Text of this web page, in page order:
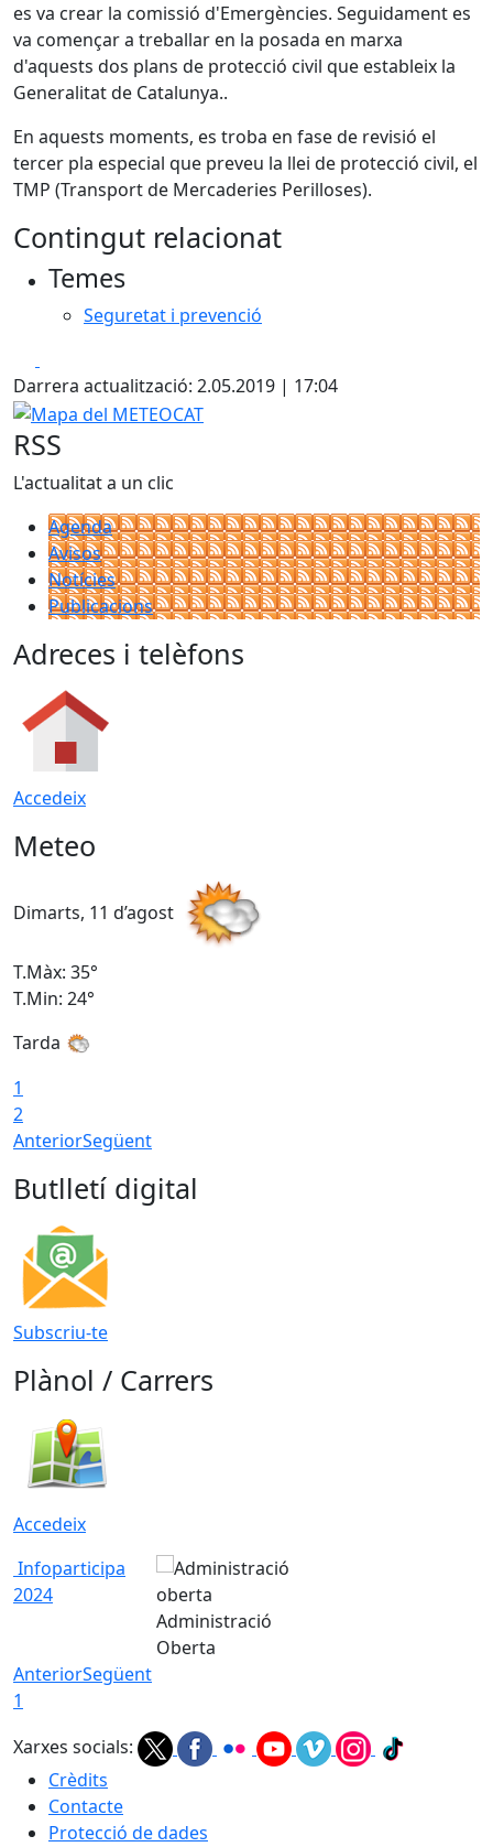
es va crear la comissió d'Emergències. Seguidament es
va començar a treballar en la posada en marxa
d'aquests dos plans de protecció civil que estableix la
Generalitat de Catalunya..
En aquests moments, es troba en fase de revisió el
tercer pla especial que preveu la llei de protecció civil, el
TMP (Transport de Mercaderies Perilloses).
Contingut relacionat
Temes
Seguretat i prevenció
Darrera actualització: 2.05.2019 | 17:04
Mapa del METEOCAT
RSS
L'actualitat a un clic
Agenda
Avisos
Notícies
Publicacions
Adreces i telèfons
Accedeix
Meteo
Dimarts, 11 d’agost
T.Màx: 35°
T.Min: 24°
Tarda
1
2
AnteriorSegüent
Butlletí digital
Subscriu-te
Plànol / Carrers
Accedeix
Infoparticipa
2024
Administració
Oberta
AnteriorSegüent
1
Xarxes socials:
Crèdits
Contacte
Protecció de dades